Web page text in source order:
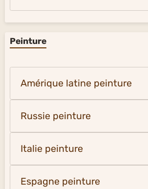
Peinture
Amérique latine peinture
Russie peinture
Italie peinture
Espagne peinture